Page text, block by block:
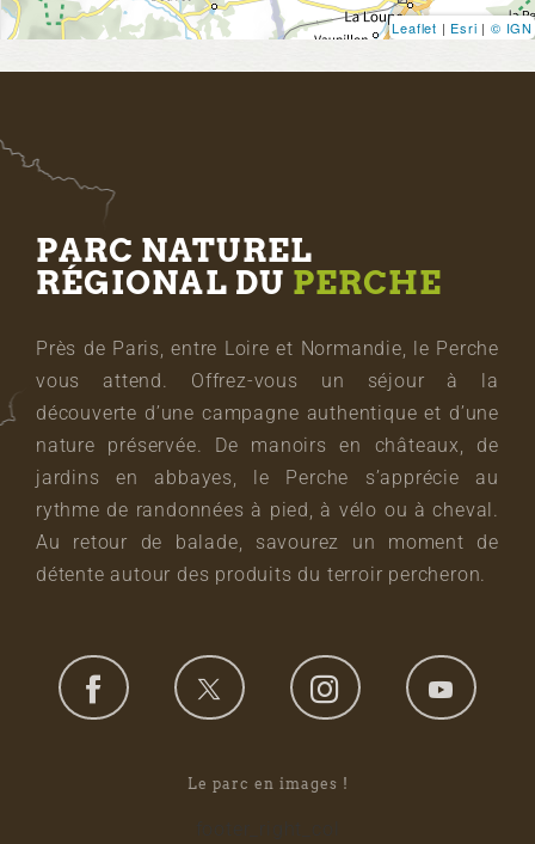
Leaflet | Esri | © IGN
PARC NATUREL
RÉGIONAL DU PERCHE
Près de Paris, entre Loire et Normandie, le Perche
vous attend. Offrez-vous un séjour à la
découverte d’une campagne authentique et d’une
nature préservée. De manoirs en châteaux, de
jardins en abbayes, le Perche s’apprécie au
rythme de randonnées à pied, à vélo ou à cheval.
Au retour de balade, savourez un moment de
détente autour des produits du terroir percheron.
Le parc en images !